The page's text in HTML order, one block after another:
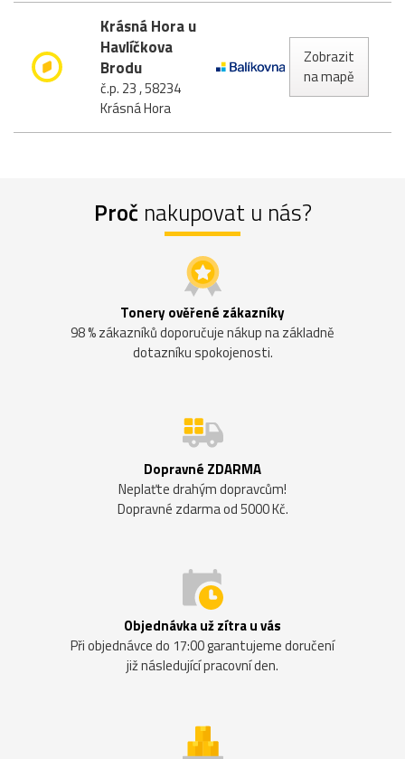
Krásná Hora u
Havlíčkova
Brodu
č.p. 23 , 58234
Krásná Hora
Zobrazit
na mapě
Proč nakupovat u nás?
Tonery ověřené zákazníky
98 % zákazníků doporučuje nákup na základně
dotazníku spokojenosti.
Dopravné ZDARMA
Neplaťte drahým dopravcům!
Dopravné zdarma od 5000 Kč.
Objednávka už zítra u vás
Při objednávce do 17:00 garantujeme doručení
již následující pracovní den.